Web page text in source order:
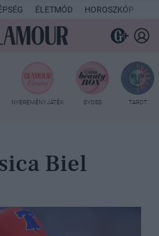
ÉLETMÓD HOROSZKÓP
NYEREMÉNYJÁTÉK SYOSS TAROT
Biel